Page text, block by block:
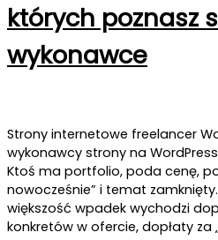
których poznasz
wykonawce
Strony internetowe freelancer
wykonawcy strony na
Ktoś ma portfolio, poda cenę,
nowocześnie” i temat
większość wpadek wychodzi
konkretów w ofercie, dopłaty za